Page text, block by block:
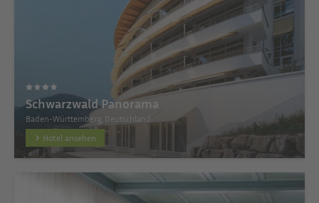
Schwarzwald Panorama
Baden-Württemberg, Deutschland
Hotel ansehen